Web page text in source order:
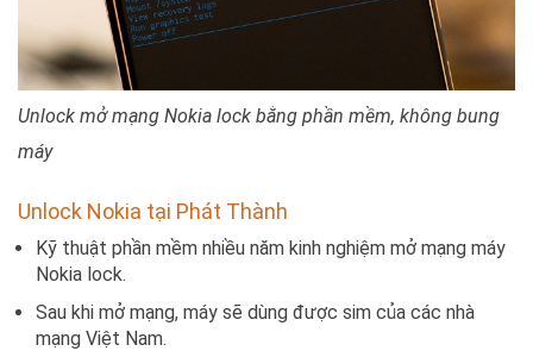
Unlock mở mạng Nokia lock bằng phần mềm, không bung
máy
Unlock Nokia tại Phát Thành
Kỹ thuật phần mềm nhiều năm kinh nghiệm mở mạng máy
Nokia lock.
Sau khi mở mạng, máy sẽ dùng được sim của các nhà
mạng Việt Nam.